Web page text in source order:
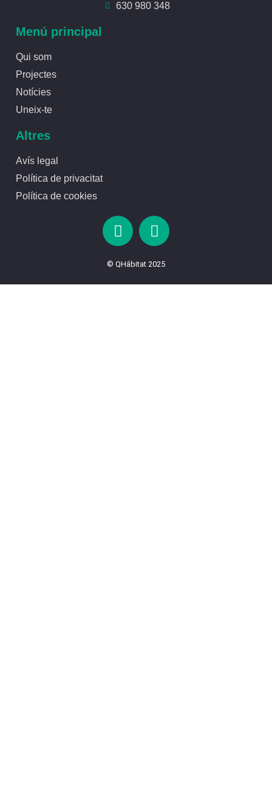
630 980 348
Menú principal
Qui som
Projectes
Notícies
Uneix-te
Altres
Avís legal
Política de privacitat
Política de cookies
© QHâbitat 2025